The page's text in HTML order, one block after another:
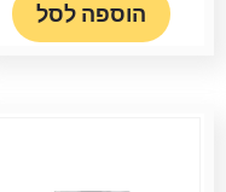
הוספה לסל